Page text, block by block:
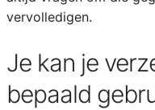
vervolledigen.
Je kan je
bepaald